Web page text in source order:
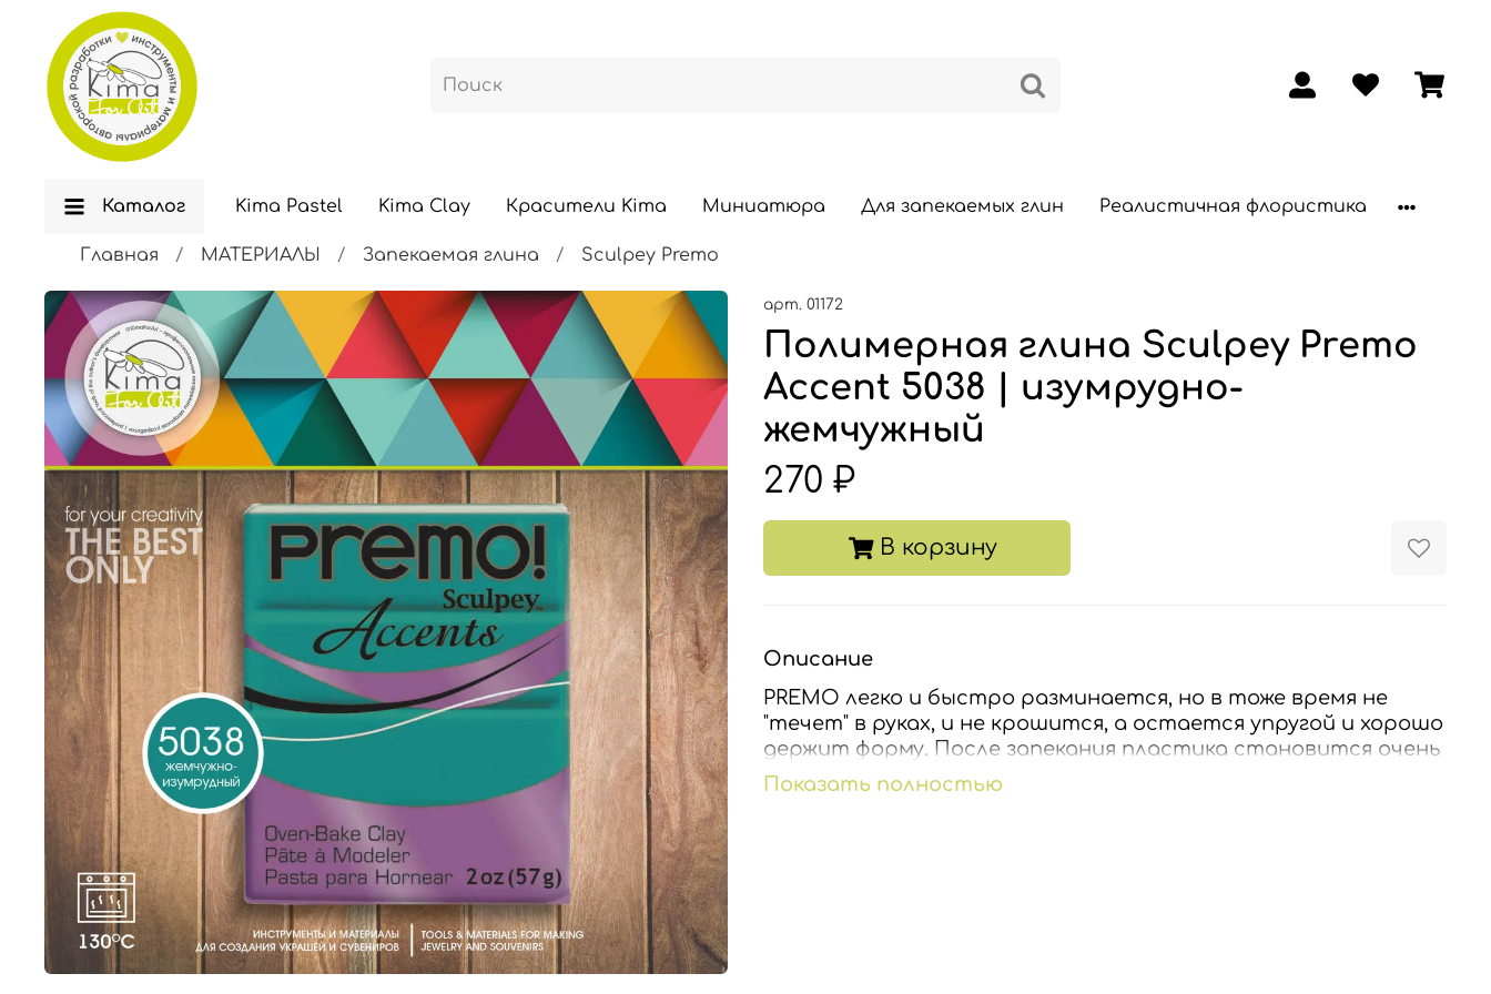
Каталог Kima Pastel Kima Clay Красители Kima Миниатюра Для запекаемых глин Реалистичная флористика
Главная МАТЕРИАЛЫ Запекаемая глина Sculpey Premo
арт. 01172
Полимерная глина Sculpey Premo
Accent 5038 | изумрудно-
жемчужный
270 ₽
В корзину
Описание
PREMO легко и быстро разминается, но в тоже время не
"течет" в руках, и не крошится, а остается упругой и хорошо
держит форму. После запекания пластика становится очень
прочной и немного гибкой, эти качества позволяют
Показать полностью